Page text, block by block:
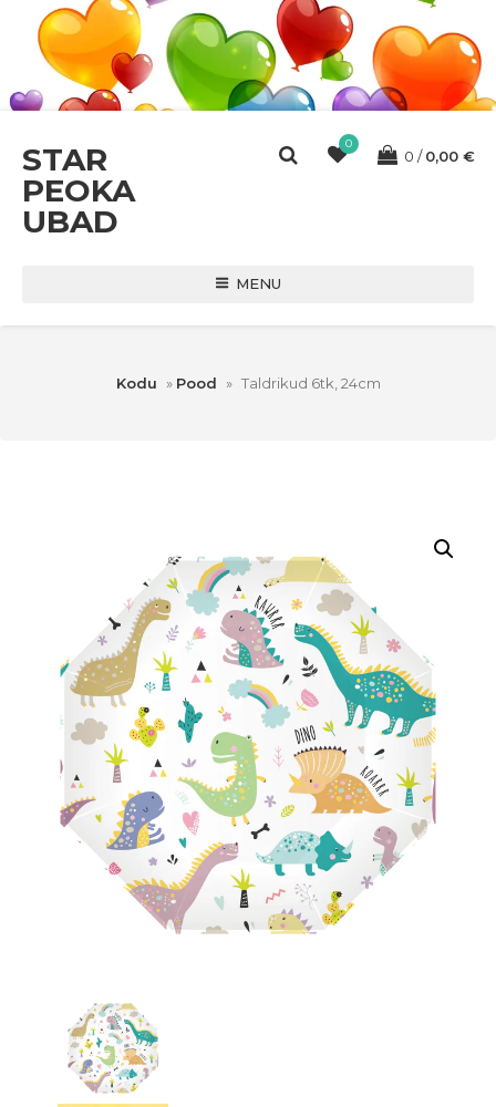
STAR
PEOKA
UBAD
0
0 0,00 €
MENU
Kodu » Pood » Taldrikud 6tk, 24cm